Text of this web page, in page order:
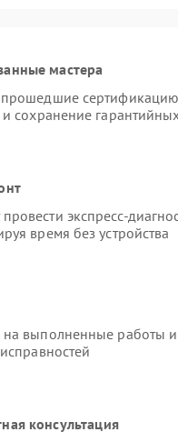
мастера
сохранение
экспресс-
время без устройства
на выполненные работы
консультация